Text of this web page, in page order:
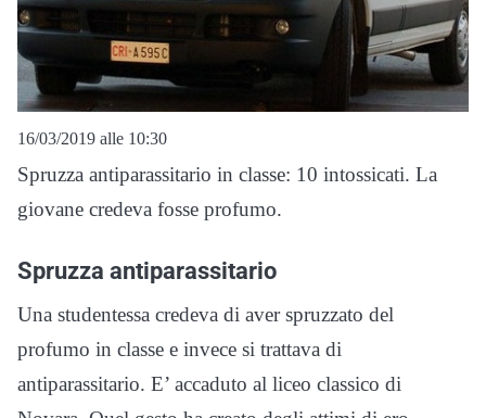
16/03/2019 alle 10:30
Spruzza antiparassitario in classe: 10 intossicati. La
giovane credeva fosse profumo.
Spruzza antiparassitario
Una studentessa credeva di aver spruzzato del
profumo in classe e invece si trattava di
antiparassitario. E’ accaduto al liceo classico di